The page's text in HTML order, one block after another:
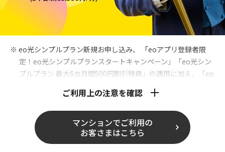
※ eo光シンプルプラン新規お申し込み、 「eoアプリ登録者限
定！eo光シンプルプランスタートキャンペーン」「eo光シン
プルプラン 最大6カ月間500円割引特典」の適用に加え、「eo
料金7～12カ月目のお支払い合計3,000円にキャンペーンで進
呈する3,000円を充てた場合。詳しくはこちらをご確認くださ
eoアプリからのキャンペーン登録方法
ご利用上の注意を確認
マンションでご利用の
お客さまはこちら